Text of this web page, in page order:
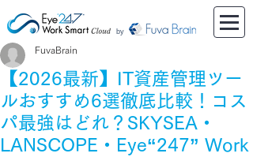
by
【2026最新】IT資産管理ツー
ルおすすめ6選徹底比較！コス
パ最強はどれ？SKYSEA・
LANSCOPE・Eye“247” Work
FuvaBrain